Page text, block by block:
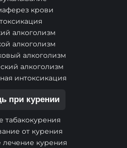
крови
алкоголизм
алкоголизм
алкоголизм
алкоголизм
интоксикация
при курении
табакокурения
от курения
лечение курения